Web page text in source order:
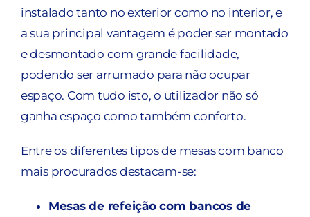
instalado tanto no exterior como no interior, e
a sua principal vantagem é poder ser montado
e desmontado com grande facilidade,
podendo ser arrumado para não ocupar
espaço. Com tudo isto, o utilizador não só
ganha espaço como também conforto.
Entre os diferentes tipos de mesas com banco
mais procurados destacam-se:
Mesas de refeição com bancos de